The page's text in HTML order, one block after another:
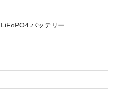
バッテリー